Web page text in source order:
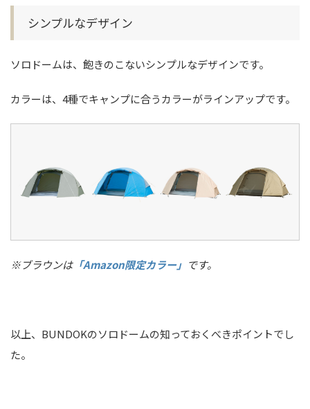
シンプルなデザイン
ソロドームは、飽きのこないシンプルなデザインです。
カラーは、4種でキャンプに合うカラーがラインアップです。
※ブラウンは「Amazon限定カラー」 です。
以上、BUNDOKのソロドームの知っておくべきポイントでし
た。